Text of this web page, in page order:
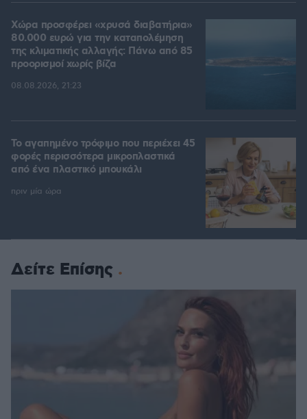
Χώρα προσφέρει «χρυσά διαβατήρια»
80.000 ευρώ για την καταπολέμηση
της κλιματικής αλλαγής: Πάνω από 85
προορισμοί χωρίς βίζα
08.08.2026, 21:23
Το αγαπημένο τρόφιμο που περιέχει 45
φορές περισσότερα μικροπλαστικά
από ένα πλαστικό μπουκάλι
πριν μία ώρα
Δείτε Επίσης